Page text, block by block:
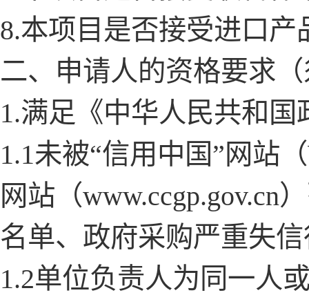
8.本项目是否接受进口产
二、申请人的资格要求
1.满足《中华人民共和
1.1未被“信用中国”网站
网站（www.ccgp.gov.cn
名单、政府采购严重失
1.2单位负责人为同一人